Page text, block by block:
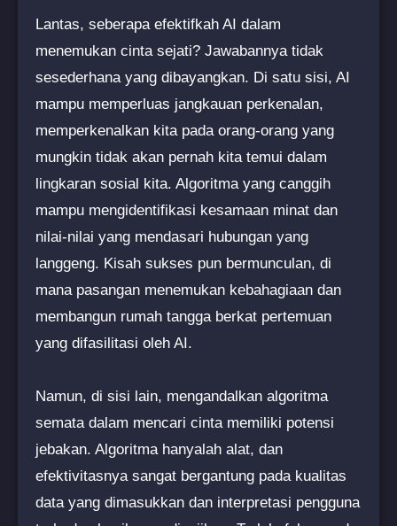
Lantas, seberapa efektifkah AI dalam
menemukan cinta sejati? Jawabannya tidak
sesederhana yang dibayangkan. Di satu sisi, AI
mampu memperluas jangkauan perkenalan,
memperkenalkan kita pada orang-orang yang
mungkin tidak akan pernah kita temui dalam
lingkaran sosial kita. Algoritma yang canggih
mampu mengidentifikasi kesamaan minat dan
nilai-nilai yang mendasari hubungan yang
langgeng. Kisah sukses pun bermunculan, di
mana pasangan menemukan kebahagiaan dan
membangun rumah tangga berkat pertemuan
yang difasilitasi oleh AI.
Namun, di sisi lain, mengandalkan algoritma
semata dalam mencari cinta memiliki potensi
jebakan. Algoritma hanyalah alat, dan
efektivitasnya sangat bergantung pada kualitas
data yang dimasukkan dan interpretasi pengguna